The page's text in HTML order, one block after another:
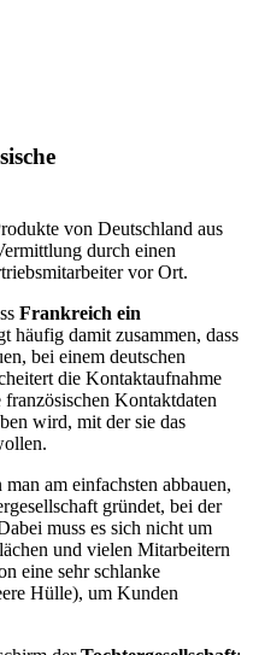
von Deutschland aus
durch einen
vor Ort.
Frankreich ein
häufig damit zusammen, dass
bei einem deutschen
die Kontaktaufnahme
Kontaktdaten
wird, mit der sie das
am einfachsten abbauen,
gründet, bei der
muss es sich nicht um
und vielen Mitarbeitern
eine sehr schlanke
Hülle), um Kunden